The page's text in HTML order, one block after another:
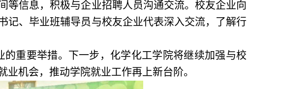
等信息，积极与企业招聘人员沟通交流。校友企业向
记、毕业班辅导员与校友企业代表深入交流，了解行
重要举措。下一步，化学化工学院将继续加强与校
机会，推动学院就业工作再上新台阶。